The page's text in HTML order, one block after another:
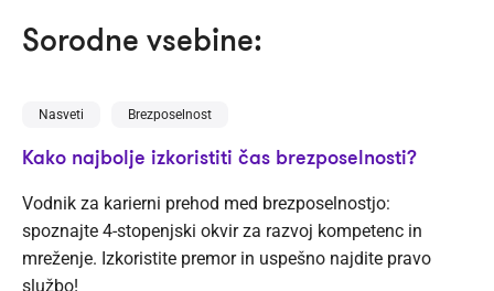
Sorodne vsebine:
Nasveti Brezposelnost
Kako najbolje izkoristiti čas brezposelnosti?
Vodnik za karierni prehod med brezposelnostjo:
spoznajte 4-stopenjski okvir za razvoj kompetenc in
mreženje. Izkoristite premor in uspešno najdite pravo
službo!